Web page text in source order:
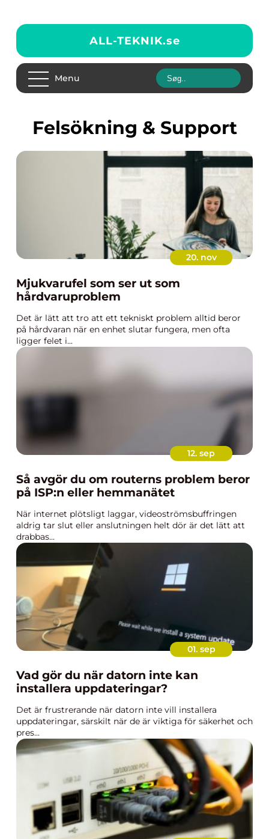
ALL-TEKNIK.se
Menu
Felsökning & Support
20. nov
Mjukvarufel som ser ut som
hårdvaruproblem
Det är lätt att tro att ett tekniskt problem alltid beror
på hårdvaran när en enhet slutar fungera, men ofta
ligger felet i...
12. sep
Så avgör du om routerns problem beror
på ISP:n eller hemmanätet
När internet plötsligt laggar, videoströmsbuffringen
aldrig tar slut eller anslutningen helt dör är det lätt att
drabbas...
01. sep
Vad gör du när datorn inte kan
installera uppdateringar?
Det är frustrerande när datorn inte vill installera
uppdateringar, särskilt när de är viktiga för säkerhet och
pres...